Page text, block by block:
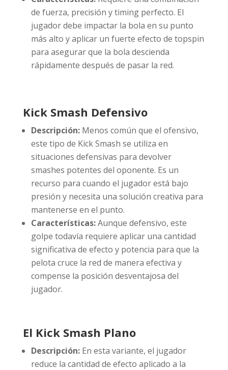
de fuerza, precisión y timing perfecto. El
jugador debe impactar la bola en su punto
más alto y aplicar un fuerte efecto de topspin
para asegurar que la bola descienda
rápidamente después de pasar la red.
Kick Smash Defensivo
Descripción:Menos común que el ofensivo,
este tipo de Kick Smash se utiliza en
situaciones defensivas para devolver
smashes potentes del oponente. Es un
recurso para cuando el jugador está bajo
presión y necesita una solución creativa para
mantenerse en el punto.
Características:Aunque defensivo, este
golpe todavía requiere aplicar una cantidad
significativa de efecto y potencia para que la
pelota cruce la red de manera efectiva y
compense la posición desventajosa del
jugador.
El Kick Smash Plano
Descripción:En esta variante, el jugador
reduce la cantidad de efecto aplicado a la